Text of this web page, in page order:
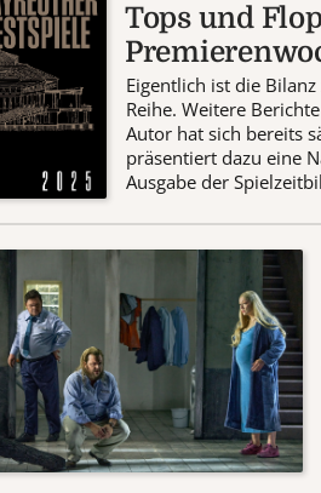
Tops und
Eigentlich ist die
Reihe. Weitere
Autor hat sich bereits
präsentiert dazu eine
Ausgabe der